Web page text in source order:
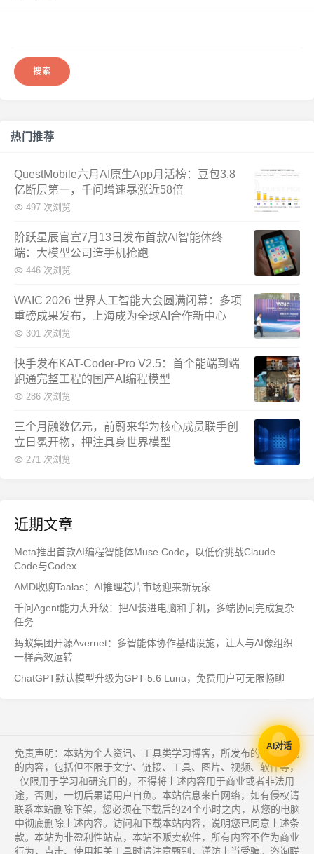
热门推荐
QuestMobile六月AI原生App月活榜：豆包3.8
亿断层第一，千问增速暴涨近58倍
497 次浏览
阶跃星辰官宣7月13日发布首款AI智能体终
端：大模型公司造手机抢跑
446 次浏览
WAIC 2026 世界人工智能大会圆满闭幕：多项
重磅成果发布，上海成为全球AI合作新中心
301 次浏览
快手发布KAT-Coder-Pro V2.5：首个能端到端
跑通完整工程的国产AI编程模型
286 次浏览
三个月融数亿元，前蔚来华为核心成员联手创
立日冕开物，押注具身世界模型
271 次浏览
近期文章
Meta推出首款AI编程智能体Muse Code，以低价挑战Claude
Code与Codex
AMD收购Taalas：AI推理芯片市场迎来新玩家
千问Agent能力大升级：把AI装进电脑和手机，多端协同完成复杂
任务
蚂蚁集团开源Avernet：多智能体协作基础设施，让人与AI像组织
一样高效运转
ChatGPT默认模型升级为GPT-5.6 Luna，免费用户可无限畅聊
免责声明：本站为个人资讯、工具类学习博客，所发布的一切形式
的内容，包括但不限于文字、链接、工具、图片、视频、软件等，
仅限用于学习和研究目的，不得将上述内容用于商业或者非法用
途，否则，一切后果请用户自负。本站信息来自网络，如有侵权请
联系本站删除下架，您必须在下载后的24个小时之内，从您的电脑
中彻底删除上述内容。访问和下载本站内容，说明您已同意上述条
款。本站为非盈利性站点，本站不贩卖软件，所有内容不作为商业
行为，点击、使用相关工具时请注意甄别，谨防上当受骗。咨询联
AI对话